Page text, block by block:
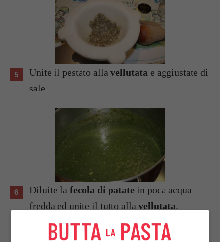
Unite il pestato alla vellutata e aggiustate di
sale.
Diluite la fecola di patate in poca acqua
fredda ed unite il tutto alla vellutata.